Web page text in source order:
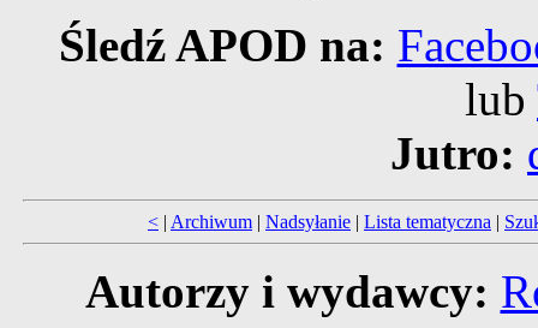
Śledź APOD na:
lub
Jutro:
< | Archiwum | Nadsyłanie | Lista tematyczna |
Autorzy i wydawcy: